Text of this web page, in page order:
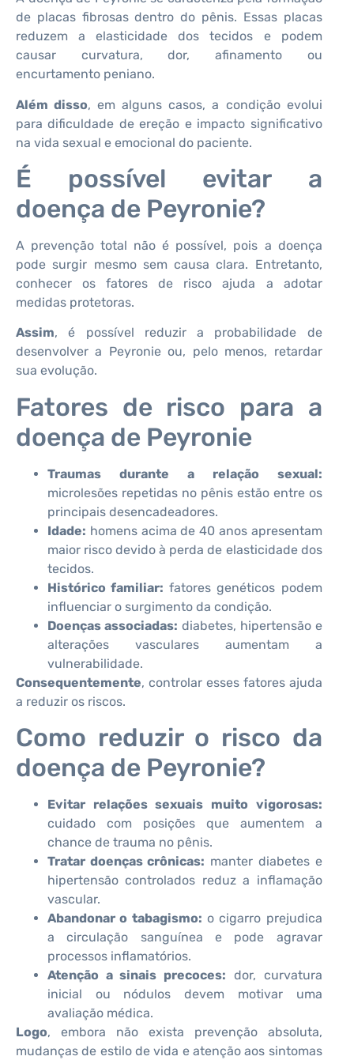
de placas fibrosas dentro do pênis. Essas placas
reduzem a elasticidade dos tecidos e podem
causar curvatura, dor, afinamento ou
encurtamento peniano.
Além disso, em alguns casos, a condição evolui
para dificuldade de ereção e impacto significativo
na vida sexual e emocional do paciente.
É possível evitar a
doença de Peyronie?
A prevenção total não é possível, pois a doença
pode surgir mesmo sem causa clara. Entretanto,
conhecer os fatores de risco ajuda a adotar
medidas protetoras.
Assim, é possível reduzir a probabilidade de
desenvolver a Peyronie ou, pelo menos, retardar
sua evolução.
Fatores de risco para a
doença de Peyronie
Traumas durante a relação sexual:
microlesões repetidas no pênis estão entre os
principais desencadeadores.
Idade: homens acima de 40 anos apresentam
maior risco devido à perda de elasticidade dos
tecidos.
Histórico familiar: fatores genéticos podem
influenciar o surgimento da condição.
Doenças associadas: diabetes, hipertensão e
alterações vasculares aumentam a
vulnerabilidade.
Consequentemente, controlar esses fatores ajuda
a reduzir os riscos.
Como reduzir o risco da
doença de Peyronie?
Evitar relações sexuais muito vigorosas:
cuidado com posições que aumentem a
chance de trauma no pênis.
Tratar doenças crônicas: manter diabetes e
hipertensão controlados reduz a inflamação
vascular.
Abandonar o tabagismo: o cigarro prejudica
a circulação sanguínea e pode agravar
processos inflamatórios.
Atenção a sinais precoces: dor, curvatura
inicial ou nódulos devem motivar uma
avaliação médica.
Logo, embora não exista prevenção absoluta,
mudanças de estilo de vida e atenção aos sintomas